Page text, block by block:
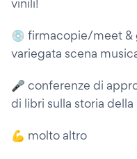
vinili!
💿 firmacopie/meet &
variegata scena
🎤 conferenze di
di libri sulla storia della
💪 molto altro